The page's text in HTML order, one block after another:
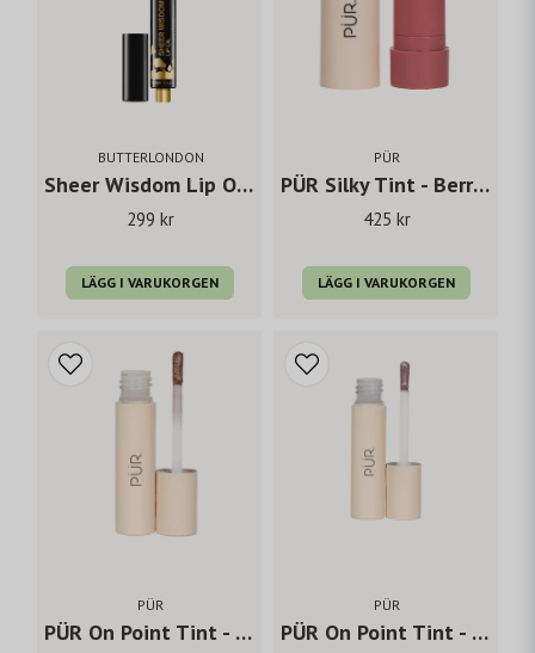
BUTTERLONDON
Sheer Wisdom Lip Oil Cinnamon Spice
299 kr
LÄGG I VARUKORGEN
PÜR
PÜR Silky Tint - Berry Best
425 kr
LÄGG I VARUKORGEN
PÜR
PÜR On Point Tint - Silk 3ml
PÜR
PÜR On Point Tint - Satin 3ml